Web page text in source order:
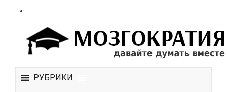
РУБРИКИ